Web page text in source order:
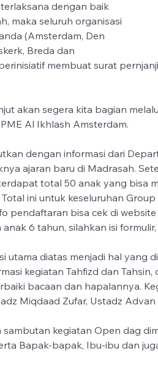
dengan baik
maka seluruh organisasi
(Amsterdam, Den
Breda dan
membuat surat
akan segera kita bagian
Al Ikhlash Amsterdam.
dengan informasi dari
ajaran baru di Madrasah.
total 50 anak yang bisa
ini untuk keseluruhan
pendaftaran bisa cek di
anak 6 tahun, silahkan isi
utama diatas menjadi hal yang
kegiatan Tahfizd dan
bacaan dan hapalannya.
Miqdaad Zufar, Ustadz
sambutan kegiatan Open dag
Bapak-bapak, Ibu-ibu dan